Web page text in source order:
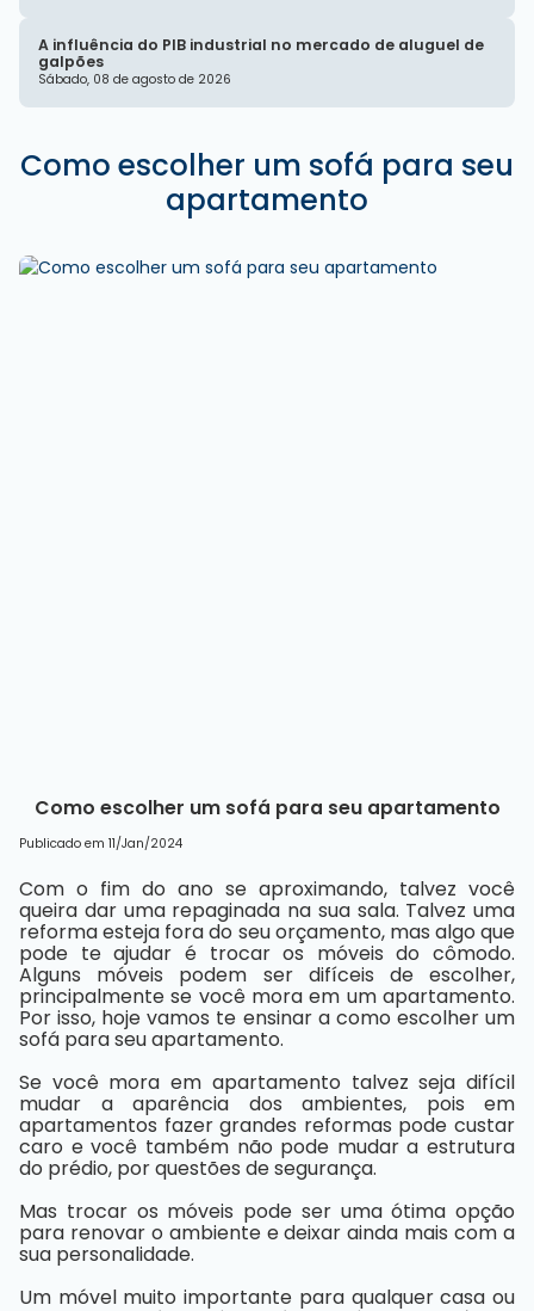
A influência do PIB industrial no mercado de aluguel de
galpões
Sábado, 08 de agosto de 2026
Como escolher um sofá para seu
apartamento
Como escolher um sofá para seu apartamento
Publicado em 11/Jan/2024
Com o fim do ano se aproximando, talvez você
queira dar uma repaginada na sua sala. Talvez uma
reforma esteja fora do seu orçamento, mas algo que
pode te ajudar é trocar os móveis do cômodo.
Alguns móveis podem ser difíceis de escolher,
principalmente se você mora em um apartamento.
Por isso, hoje vamos te ensinar a como escolher um
sofá para seu apartamento.
Se você mora em apartamento talvez seja difícil
mudar a aparência dos ambientes, pois em
apartamentos fazer grandes reformas pode custar
caro e você também não pode mudar a estrutura
do prédio, por questões de segurança.
Mas trocar os móveis pode ser uma ótima opção
para renovar o ambiente e deixar ainda mais com a
sua personalidade.
Um móvel muito importante para qualquer casa ou